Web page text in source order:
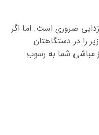
رسوب زدایی ضروری است. اما اگر
را در دستگاهتان
مباشی شما به رسوب